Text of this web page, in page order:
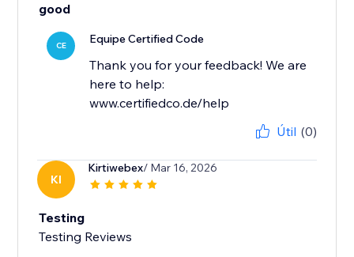
good
CE Equipe Certified Code
Thank you for your feedback! We are
here to help:
www.certifiedco.de/help
Útil (0)
KI
Kirtiwebex/ Mar 16, 2026
Testing
Testing Reviews